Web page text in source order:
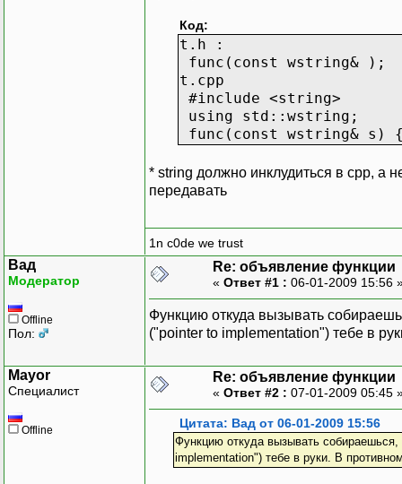
Код:
t.h :
func(const wstring& );
t.cpp
#include <string>
using std::wstring;
func(const wstring&
* string должно инклудиться в сpp, а
передавать
1n c0de we trust
Вад
Модератор
Offline
Пол:
Re: объявление функции
« Ответ #1 : 06-01-2009 15:56
Функцию откуда вызывать
("pointer to implementation") тебе в
Mayor
Специалист
Offline
Re: объявление функции
« Ответ #2 : 07-01-2009 05:45
Цитата: Вад от 06-01-2009 15:56
Функцию откуда вызывать
implementation") тебе в руки. В